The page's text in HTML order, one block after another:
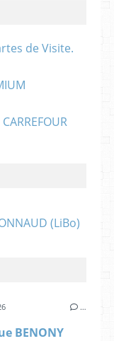
…
BENONY
de Visite.
(LiBo)